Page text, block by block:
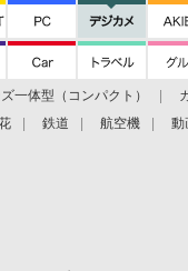
一体型（コンパクト）
鉄道 航空機 動